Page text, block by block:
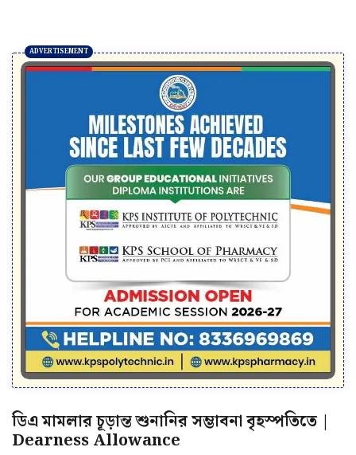
ডিএ মামলার চূড়ান্ত শুনানির সম্ভাবনা বৃহস্পতিতে |
Dearness Allowance